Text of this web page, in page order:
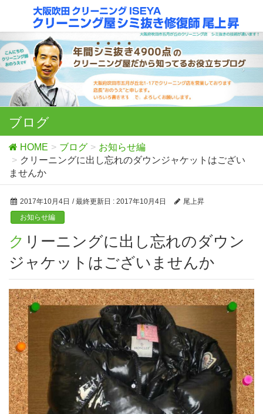
ブログ
HOME ブログ
お知らせ編
クリーニングに出し忘れのダウンジャケットはござい
ませんか
2017年10月4日 / 最終更新日 : 2017年10月4日
尾上昇
お知らせ編
クリーニングに出し忘れのダウン
ジャケットはございませんか